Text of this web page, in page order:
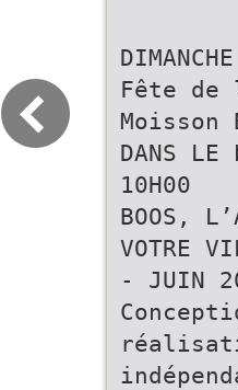
Fête de
Moisson
DANS LE
10H00
BOOS,
VOTRE
- JUIN